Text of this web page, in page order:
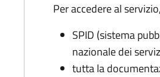
Per accedere al
SPID (sistema
nazionale dei
tutta la